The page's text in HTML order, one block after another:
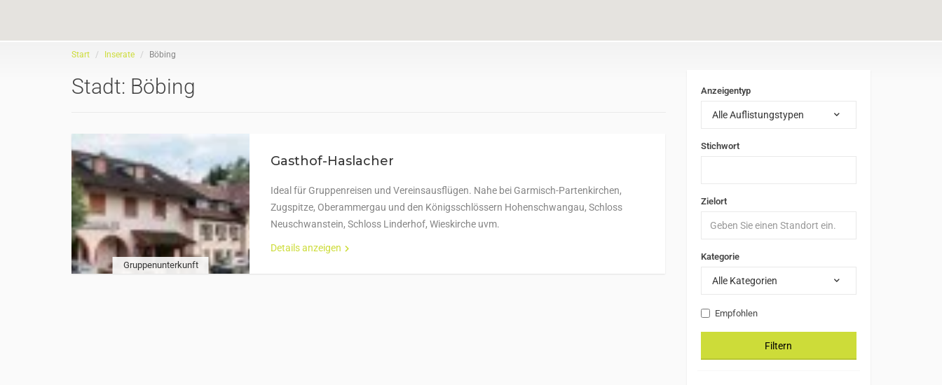
Start Inserate Böbing
Stadt: Böbing
Gruppenunterkunft
Gasthof-Haslacher
Ideal für Gruppenreisen und Vereinsausflügen. Nahe bei Garmisch-Partenkirchen,
Zugspitze, Oberammergau und den Königsschlössern Hohenschwangau, Schloss
Neuschwanstein, Schloss Linderhof, Wieskirche uvm.
Details anzeigen
Anzeigentyp
Alle Auflistungstypen
Stichwort
Zielort
Kategorie
Alle Kategorien
Empfohlen
Filtern